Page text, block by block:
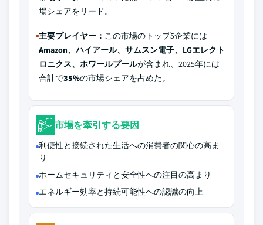
場シェアをリード。
主要プレイヤー： この市場のトップ5企業には
Amazon、ハイアール、サムスン電子、LGエレクト
ロニクス、ホワールプールが含まれ、2025年には
合計で35%の市場シェアを占めた。
市場を牽引する要因
利便性と接続された生活への消費者の関心の高ま
り
ホームセキュリティと安全性への注目の高まり
エネルギー効率と持続可能性への認識の向上